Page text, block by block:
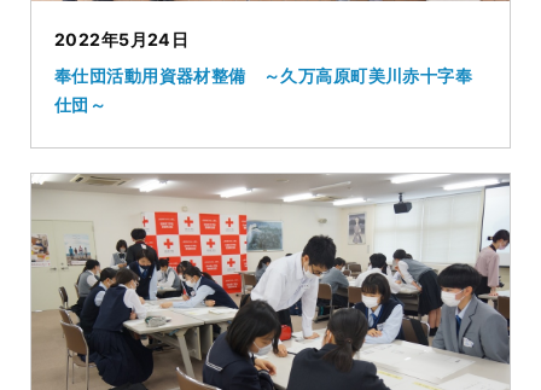
2022年5月24日
奉仕団活動用資器材整備 ～久万高原町美川赤十字奉
仕団～